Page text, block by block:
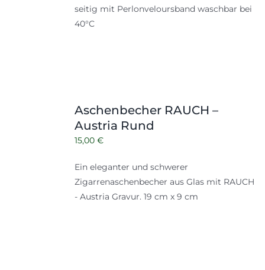
seitig mit Perlonveloursband waschbar bei
40°C
Aschenbecher RAUCH –
Austria Rund
15,00 €
Ein eleganter und schwerer
Zigarrenaschenbecher aus Glas mit RAUCH
- Austria Gravur. 19 cm x 9 cm